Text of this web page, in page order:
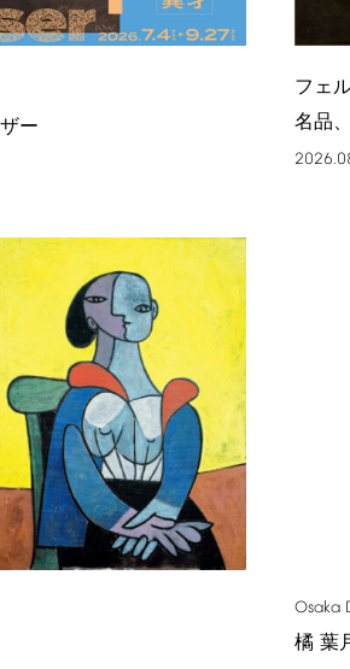
ー
フェ
名品
Osaka
橘 葉